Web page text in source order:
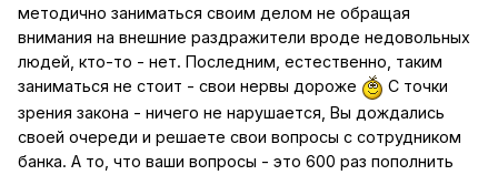
методично заниматься своим делом не обращая
внимания на внешние раздражители вроде недовольных
людей, кто-то - нет. Последним, естественно, таким
заниматься не стоит - свои нервы дороже
С точки
зрения закона - ничего не нарушается, Вы дождались
своей очереди и решаете свои вопросы с сотрудником
банка. А то, что ваши вопросы - это 600 раз пополнить